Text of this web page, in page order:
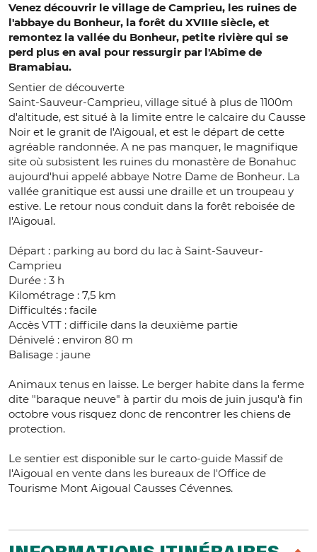
Venez découvrir le village de Camprieu, les ruines de
l'abbaye du Bonheur, la forêt du XVIIIe siècle, et
remontez la vallée du Bonheur, petite rivière qui se
perd plus en aval pour ressurgir par l'Abîme de
Bramabiau.
Sentier de découverte
Saint-Sauveur-Camprieu, village situé à plus de 1100m
d'altitude, est situé à la limite entre le calcaire du Causse
Noir et le granit de l'Aigoual, et est le départ de cette
agréable randonnée. A ne pas manquer, le magnifique
site où subsistent les ruines du monastère de Bonahuc
aujourd'hui appelé abbaye Notre Dame de Bonheur. La
vallée granitique est aussi une draille et un troupeau y
estive. Le retour nous conduit dans la forêt reboisée de
l'Aigoual.
Départ : parking au bord du lac à Saint-Sauveur-
Camprieu
Durée : 3 h
Kilométrage : 7,5 km
Difficultés : facile
Accès VTT : difficile dans la deuxième partie
Dénivelé : environ 80 m
Balisage : jaune
Animaux tenus en laisse. Le berger habite dans la ferme
dite "baraque neuve" à partir du mois de juin jusqu'à fin
octobre vous risquez donc de rencontrer les chiens de
protection.
Le sentier est disponible sur le carto-guide Massif de
l'Aigoual en vente dans les bureaux de l'Office de
Tourisme Mont Aigoual Causses Cévennes.